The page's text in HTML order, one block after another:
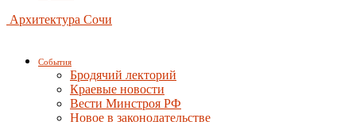
Архитектура Сочи
События
Бродячий лекторий
Краевые новости
Вести Минстроя РФ
Новое в законодательстве